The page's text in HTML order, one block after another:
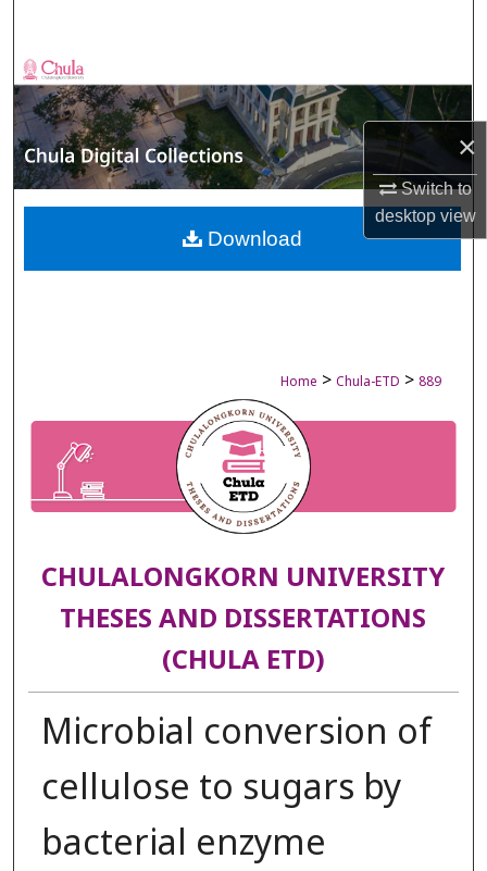
×
Switch to
desktopview
Browse Collections
My Account
About
Digital Commons Network™
Home > Chula-ETD > 889
CHULALONGKORN UNIVERSITY
THESES AND DISSERTATIONS
(CHULA ETD)
Microbial conversion of
cellulose to sugars by
bacterial enzyme
Download